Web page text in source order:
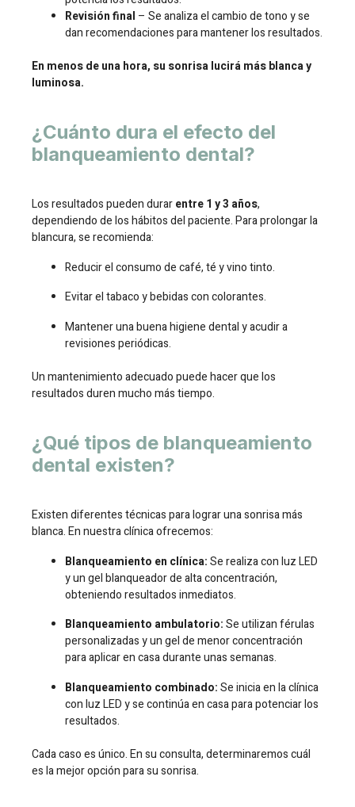
Revisión final – Se analiza el cambio de tono y se
dan recomendaciones para mantener los resultados.
En menos de una hora, su sonrisa lucirá más blanca y
luminosa.
¿Cuánto dura el efecto del
blanqueamiento dental?
Los resultados pueden durarentre 1 y 3 años,
dependiendo de los hábitos del paciente. Para prolongar la
blancura, se recomienda:
Reducir el consumo de café, té y vino tinto.
Evitar el tabaco y bebidas con colorantes.
Mantener una buena higiene dental y acudir a
revisiones periódicas.
Un mantenimiento adecuado puede hacer que los
resultados duren mucho más tiempo.
¿Qué tipos de blanqueamiento
dental existen?
Existen diferentes técnicas para lograr una sonrisa más
blanca. En nuestra clínica ofrecemos:
Blanqueamiento en clínica:Se realiza con luz LED
y un gel blanqueador de alta concentración,
obteniendo resultados inmediatos.
Blanqueamiento ambulatorio:Se utilizan férulas
personalizadas y un gel de menor concentración
para aplicar en casa durante unas semanas.
Blanqueamiento combinado:Se inicia en la clínica
con luz LED y se continúa en casa para potenciar los
resultados.
Cada caso es único. En su consulta, determinaremos cuál
es la mejor opción para su sonrisa.